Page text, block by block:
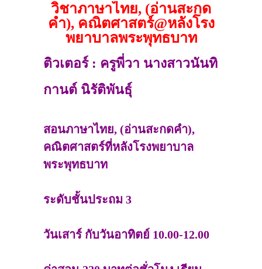
วิชาภาษาไทย, (อ่านสะกด
คำ), คณิตศาสตร์@หลังโรง
พยาบาลพระพุทธบาท
ติวเตอร์ : ครูพี่วา นางสาวนันทิ
กานต์ นิรัติพันธุ์
สอนภาษาไทย, (อ่านสะกดคำ),
คณิตศาสตร์ที่หลังโรงพยาบาล
พระพุทธบาท
ระดับชั้นประถม 3
วันเสาร์ กับวันอาทิตย์ 10.00-12.00